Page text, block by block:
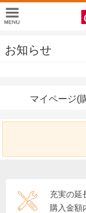
お知らせ
マイページ(
充実の延
購入金額